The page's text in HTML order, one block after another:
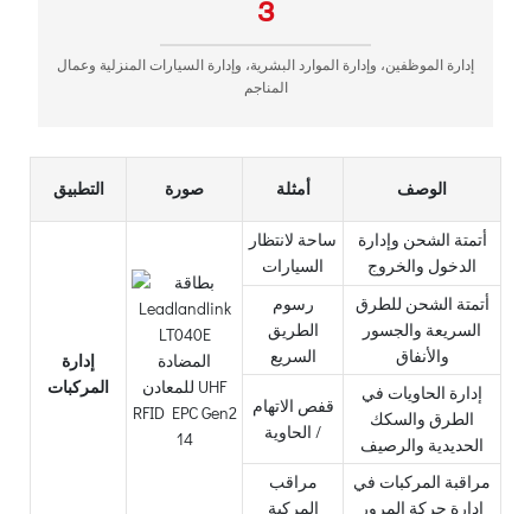
3
إدارة الموظفين، وإدارة الموارد البشرية، وإدارة السيارات المنزلية وعمال
المناجم
التطبيق صورة أمثلة الوصف
إدارة
المركبات
ساحة لانتظار
السيارات
أتمتة الشحن وإدارة
الدخول والخروج
رسوم
الطريق
السريع
أتمتة الشحن للطرق
السريعة والجسور
والأنفاق
قفص الاتهام
/ الحاوية
إدارة الحاويات في
الطرق والسكك
الحديدية والرصيف
مراقب
المركبة
مراقبة المركبات في
إدارة حركة المرور